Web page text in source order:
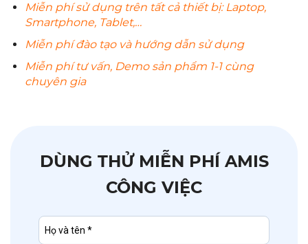
Miễn phí sử dụng trên tất cả thiết bị: Laptop,
Smartphone, Tablet,…
Miễn phí đào tạo và hướng dẫn sử dụng
Miễn phí tư vấn, Demo sản phẩm 1-1 cùng
chuyên gia
DÙNG THỬ MIỄN PHÍ AMIS
CÔNG VIỆC